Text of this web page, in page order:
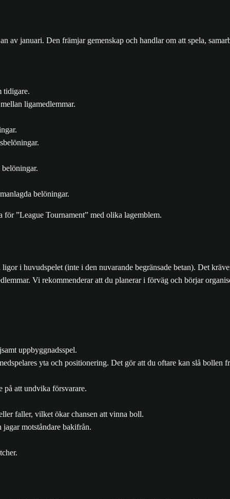
av januari. Den främjar gemenskap och handlar om att spela,
tidigare.
ligamedlemmar.
belöningar.
i huvudspelet (inte i den nuvarande begränsade betan). Det
Vi rekommenderar att du planerar i förväg och börjar
uppbyggnadsspel.
yta och positionering. Det gör att du oftare kan slå bollen
på att undvika försvarare.
faller, vilket ökar chansen att vinna boll.
motståndare bakifrån.